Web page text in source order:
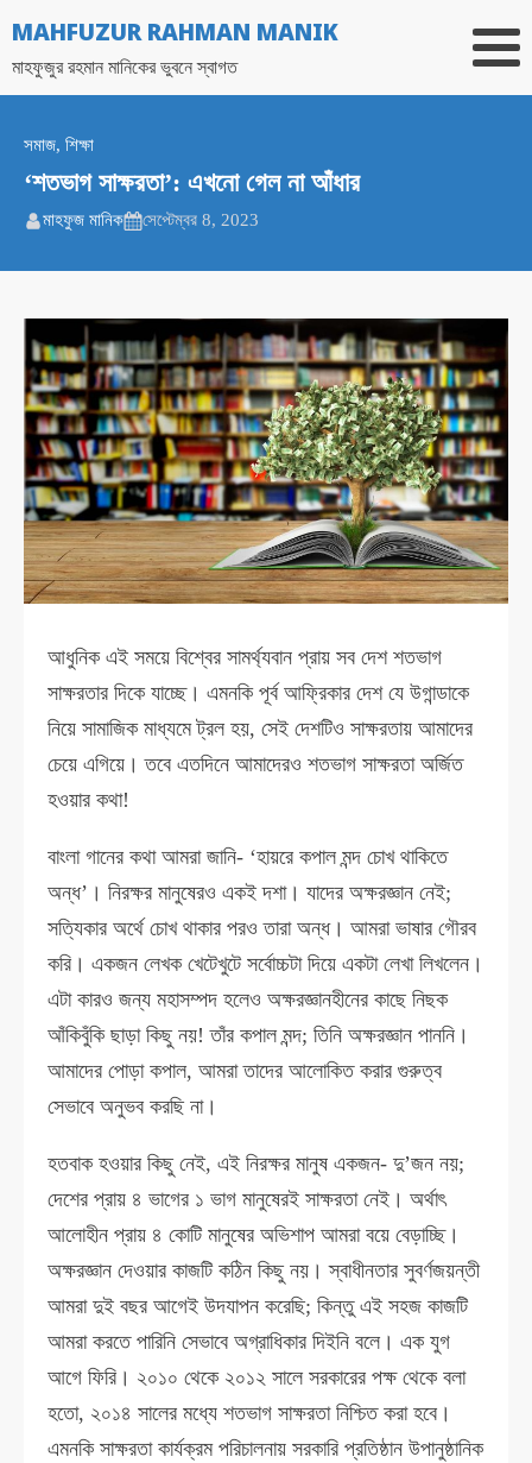
MAHFUZUR RAHMAN MANIK
মাহফুজুর রহমান মানিকের ভুবনে স্বাগত
সমাজ, শিক্ষা
‘শতভাগ সাক্ষরতা’: এখনো গেল না আঁধার
মাহফুজ মানিক সেপ্টেম্বর 8, 2023
আধুনিক এই সময়ে বিশ্বের সামর্থ্যবান প্রায় সব দেশ শতভাগ
সাক্ষরতার দিকে যাচ্ছে। এমনকি পূর্ব আফ্রিকার দেশ যে উগান্ডাকে
নিয়ে সামাজিক মাধ্যমে ট্রল হয়, সেই দেশটিও সাক্ষরতায় আমাদের
চেয়ে এগিয়ে। তবে এতদিনে আমাদেরও শতভাগ সাক্ষরতা অর্জিত
হওয়ার কথা!
বাংলা গানের কথা আমরা জানি- ‘হায়রে কপাল মন্দ চোখ থাকিতে
অন্ধ’। নিরক্ষর মানুষেরও একই দশা। যাদের অক্ষরজ্ঞান নেই;
সত্যিকার অর্থে চোখ থাকার পরও তারা অন্ধ। আমরা ভাষার গৌরব
করি। একজন লেখক খেটেখুটে সর্বোচ্চটা দিয়ে একটা লেখা লিখলেন।
এটা কারও জন্য মহাসম্পদ হলেও অক্ষরজ্ঞানহীনের কাছে নিছক
আঁকিবুঁকি ছাড়া কিছু নয়! তাঁর কপাল মন্দ; তিনি অক্ষরজ্ঞান পাননি।
আমাদের পোড়া কপাল, আমরা তাদের আলোকিত করার গুরুত্ব
সেভাবে অনুভব করছি না।
হতবাক হওয়ার কিছু নেই, এই নিরক্ষর মানুষ একজন- দু’জন নয়;
দেশের প্রায় ৪ ভাগের ১ ভাগ মানুষেরই সাক্ষরতা নেই। অর্থাৎ
আলোহীন প্রায় ৪ কোটি মানুষের অভিশাপ আমরা বয়ে বেড়াচ্ছি।
অক্ষরজ্ঞান দেওয়ার কাজটি কঠিন কিছু নয়। স্বাধীনতার সুবর্ণজয়ন্তী
আমরা দুই বছর আগেই উদযাপন করেছি; কিন্তু এই সহজ কাজটি
আমরা করতে পারিনি সেভাবে অগ্রাধিকার দিইনি বলে। এক যুগ
আগে ফিরি। ২০১০ থেকে ২০১২ সালে সরকারের পক্ষ থেকে বলা
হতো, ২০১৪ সালের মধ্যে শতভাগ সাক্ষরতা নিশ্চিত করা হবে।
এমনকি সাক্ষরতা কার্যক্রম পরিচালনায় সরকারি প্রতিষ্ঠান উপানুষ্ঠানিক